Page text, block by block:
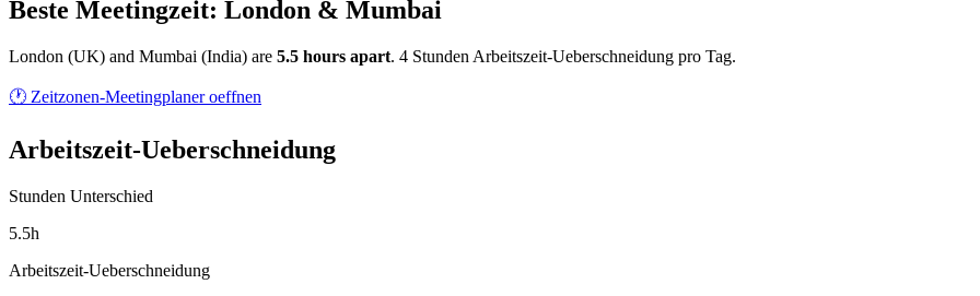
Beste Meetingzeit: London & Mumbai
London (UK) and Mumbai (India) are 5.5 hours apart. 4 Stunden Arbeitszeit-Ueberschneidung pro Tag.
🕐 Zeitzonen-Meetingplaner oeffnen
Arbeitszeit-Ueberschneidung
Stunden Unterschied
5.5h
Arbeitszeit-Ueberschneidung